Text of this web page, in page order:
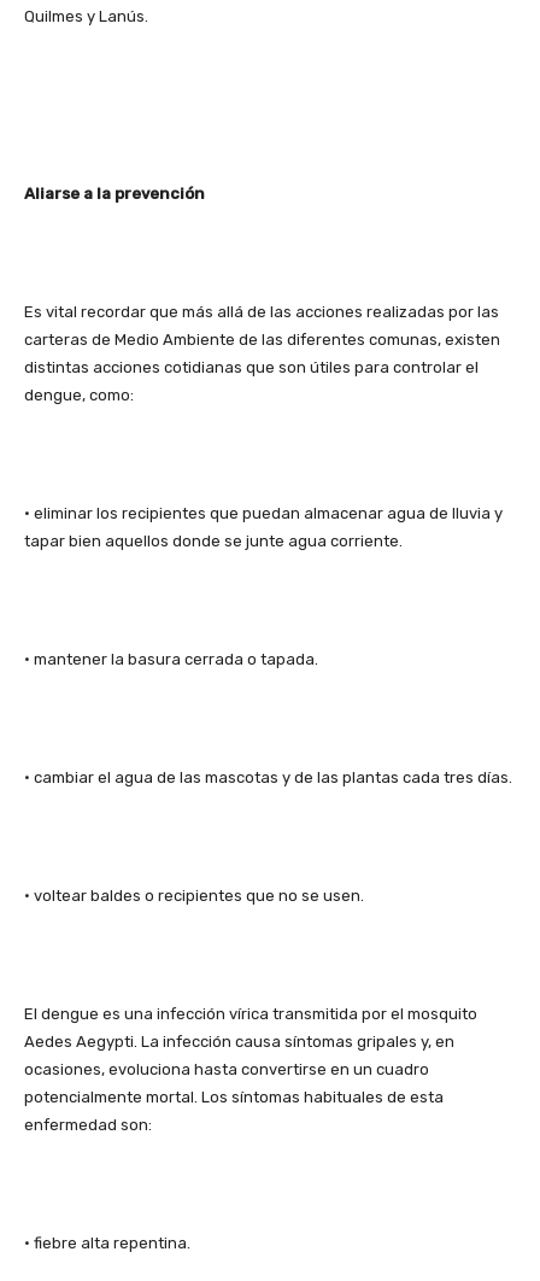
Quilmes y Lanús.
Aliarse a la prevención
Es vital recordar que más allá de las acciones realizadas por las
carteras de Medio Ambiente de las diferentes comunas, existen
distintas acciones cotidianas que son útiles para controlar el
dengue, como:
• eliminar los recipientes que puedan almacenar agua de lluvia y
tapar bien aquellos donde se junte agua corriente.
• mantener la basura cerrada o tapada.
• cambiar el agua de las mascotas y de las plantas cada tres días.
• voltear baldes o recipientes que no se usen.
El dengue es una infección vírica transmitida por el mosquito
Aedes Aegypti. La infección causa síntomas gripales y, en
ocasiones, evoluciona hasta convertirse en un cuadro
potencialmente mortal. Los síntomas habituales de esta
enfermedad son:
• fiebre alta repentina.